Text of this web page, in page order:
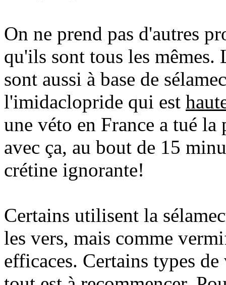
On ne prend pas d'autres
qu'ils sont tous les
sont aussi à base de
l'imidaclopride qui est
une véto en France a tué la
avec ça, au bout de 15
crétine ignorante!
Certains utilisent la
les vers, mais comme
efficaces. Certains types